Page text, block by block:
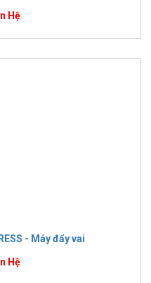
Hệ
- Máy đẩy vai
Hệ